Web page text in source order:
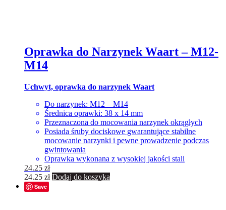
Oprawka do Narzynek Waart – M12-
M14
Uchwyt, oprawka do narzynek Waart
Do narzynek: M12 – M14
Średnica oprawki: 38 x 14 mm
Przeznaczona do mocowania narzynek okrągłych
Posiada śruby dociskowe gwarantujące stabilne
mocowanie narzynki i pewne prowadzenie podczas
gwintowania
Oprawka wykonana z wysokiej jakości stali
24.25 zł
24.25 zł Dodaj do koszyka
Save